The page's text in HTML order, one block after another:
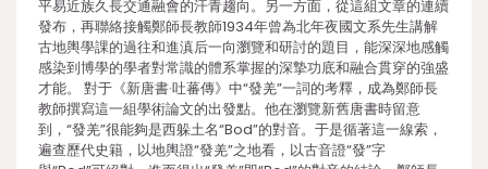
平易近族久長交通融會的汗青趨向。另一方面，從這組文章的連續
發布，再聯絡接觸鄭師長教師1934年曾為北年夜國文系先生講解
古地輿學課的過往和進滇后一向瀏覽和研討的題目，能深深地感觸
感染到博學的學者對常識的體系掌握的深摯功底和融合貫穿的強盛
才能。 對于《新唐書·吐蕃傳》中“發羌”一詞的考釋，成為鄭師長
教師撰寫這一組學術論文的出發點。他在瀏覽新舊唐書時留意
到，“發羌”很能夠是西躲土名“Bod”的對音。于是循著這一線索，
遍查歷代史籍，以地輿證“發羌”之地看，以古音證“發”字